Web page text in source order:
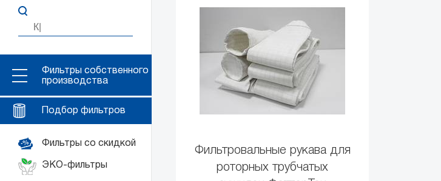
Фильтры собственного
производства
Подбор фильтров
Фильтры со скидкой
ЭКО-фильтры
Фильтровальные рукава для
роторных трубчатых